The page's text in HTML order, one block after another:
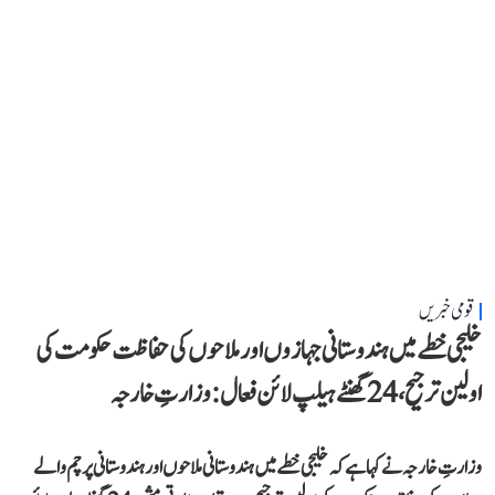
قومی خبریں
خلیجی خطے میں ہندوستانی جہازوں اور ملاحوں کی حفاظت حکومت کی
اولین ترجیح، 24 گھنٹے ہیلپ لائن فعال: وزارتِ خارجہ
وزارتِ خارجہ نے کہا ہے کہ خلیجی خطے میں ہندوستانی ملاحوں اور ہندوستانی پرچم والے